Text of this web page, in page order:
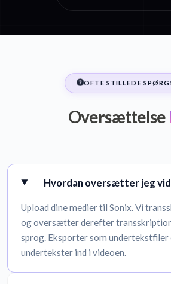
OFTE STILLEDE
Oversættelse
Hvordan oversætter jeg
Upload dine medier til Sonix. Vi
og oversætter derefter
sprog. Eksporter som
undertekster ind i videoen.